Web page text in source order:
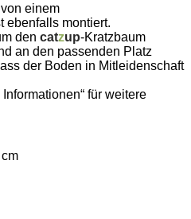
einem
ebenfalls montiert.
den catzup-Kratzbaum
an den passenden Platz
der Boden in Mitleidenschaft
für weitere